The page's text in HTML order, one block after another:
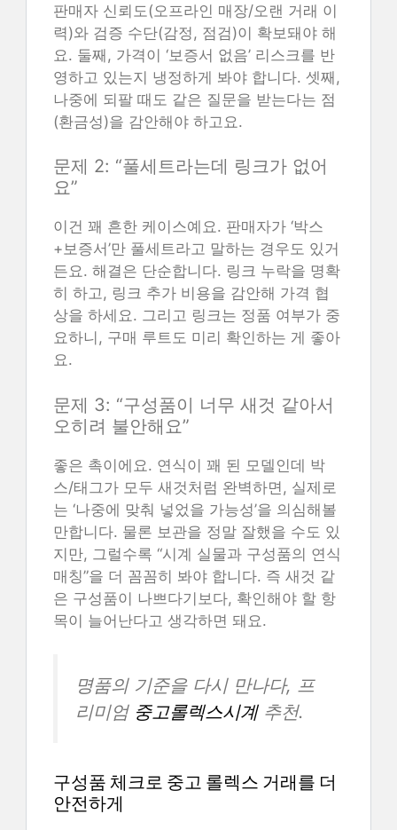
판매자 신뢰도(오프라인 매장/오랜 거래 이
력)와 검증 수단(감정, 점검)이 확보돼야 해
요. 둘째, 가격이 ‘보증서 없음’ 리스크를 반
영하고 있는지 냉정하게 봐야 합니다. 셋째,
나중에 되팔 때도 같은 질문을 받는다는 점
(환금성)을 감안해야 하고요.
문제 2: “풀세트라는데 링크가 없어
요”
이건 꽤 흔한 케이스예요. 판매자가 ‘박스
+보증서’만 풀세트라고 말하는 경우도 있거
든요. 해결은 단순합니다. 링크 누락을 명확
히 하고, 링크 추가 비용을 감안해 가격 협
상을 하세요. 그리고 링크는 정품 여부가 중
요하니, 구매 루트도 미리 확인하는 게 좋아
요.
문제 3: “구성품이 너무 새것 같아서
오히려 불안해요”
좋은 촉이에요. 연식이 꽤 된 모델인데 박
스/태그가 모두 새것처럼 완벽하면, 실제로
는 ‘나중에 맞춰 넣었을 가능성’을 의심해볼
만합니다. 물론 보관을 정말 잘했을 수도 있
지만, 그럴수록 “시계 실물과 구성품의 연식
매칭”을 더 꼼꼼히 봐야 합니다. 즉 새것 같
은 구성품이 나쁘다기보다, 확인해야 할 항
목이 늘어난다고 생각하면 돼요.
명품의 기준을 다시 만나다, 프
리미엄 중고롤렉스시계추천.
구성품 체크로 중고 롤렉스 거래를 더
안전하게